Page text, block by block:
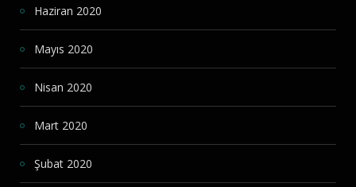
Haziran 2020
Mayıs 2020
Nisan 2020
Mart 2020
Şubat 2020